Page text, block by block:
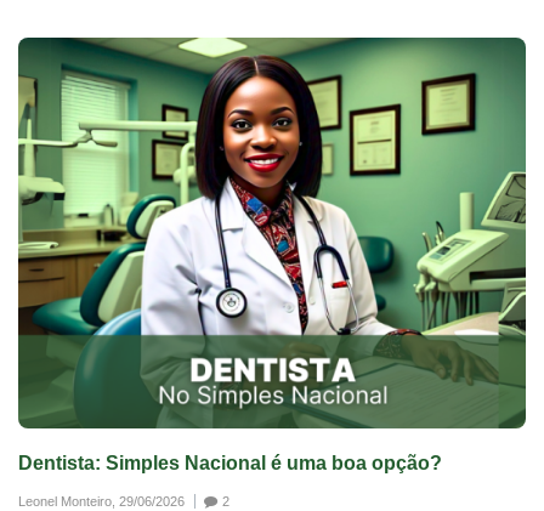
Dentista: Simples Nacional é uma boa opção?
Leonel Monteiro, 29/06/2026 2